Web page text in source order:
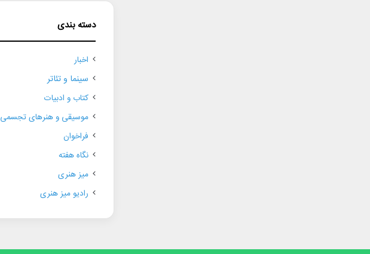
دسته بندی
اخبار
سینما و تئاتر
کتاب و ادبیات
موسیقی و هنرهای تجسمی
فراخوان
نگاه هفته
میز هنری
رادیو میز هنری